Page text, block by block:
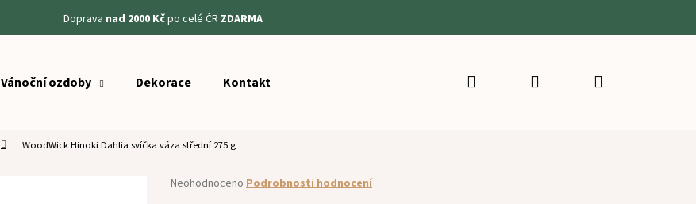
Doprava nad 2000 Kčpo celé ČR ZDARMA
Vánoční ozdoby Dekorace Kontakt Hledat PřihlášeníNákupní
WoodWick Hinoki Dahlia svíčka váza střední 275 g
Průměrné
Neohodnoceno Podrobnosti hodnocení
Co potřebujete najít?
HLEDAT